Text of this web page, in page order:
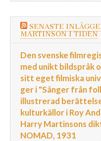
SENASTE
MARTINSON I TIDEN
Den svenske
med unikt bildspråk
sitt eget filmiska
ger i "Sånger från
illustrerad
kulturkällor i Roy
Harry Martinsons
NOMAD, 1931